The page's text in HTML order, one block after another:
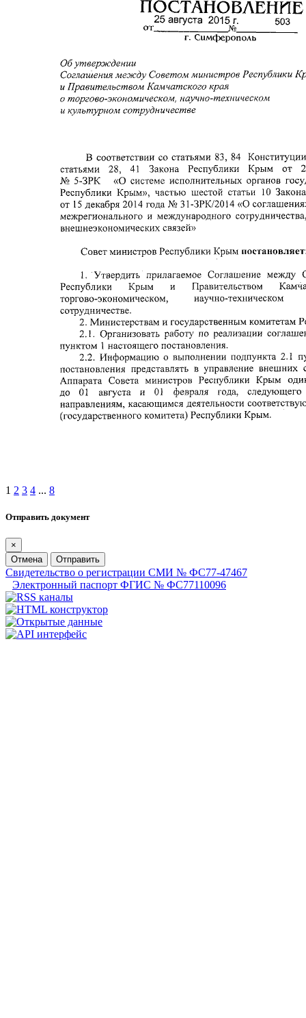
1 2 3 4 ... 8
Отправить документ
×
Отмена
Отправить
Свидетельство о регистрации СМИ № ФС77-47467
Электронный паспорт ФГИС № ФС77110096